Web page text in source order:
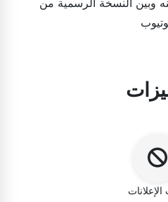
وبين النسخة الرسمية من